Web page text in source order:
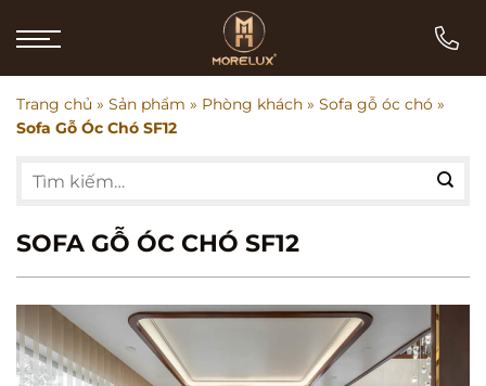
qua
dung
Trang chủ » Sản phẩm » Phòng khách » Sofa gỗ óc chó »
Sofa Gỗ Óc Chó SF12
kiếm:
SOFA GỖ ÓC CHÓ SF12